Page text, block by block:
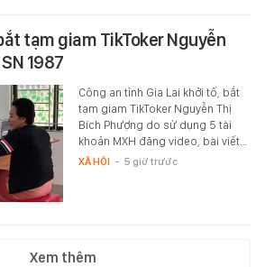
tạm giam TikToker Nguyễn
1987
Công an tỉnh Gia Lai khởi tố, bắt
tạm giam TikToker Nguyễn Thị
Bích Phượng do sử dụng 5 tài
khoản MXH đăng video, bài viết…
XÃ HỘI - 5 giờ trước
Xem thêm